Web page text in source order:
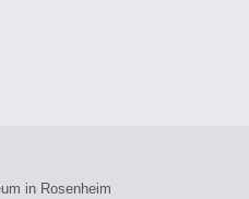
in Rosenheim